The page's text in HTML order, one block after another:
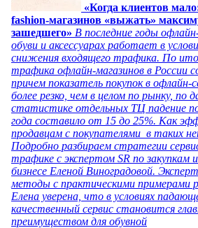
«Когда клиентов
fashion-магазинов «выжать»
зашедшего» В последние годы
обуви и аксессуарах работает в
снижения входящего трафика. По
трафика офлайн-магазинов в России
причем показатель покупок в офлайн-
более резко, чем в целом по рынку, по
статистике отдельных ТЦ падение
года составило от 15 до 25%. Как
продавцам с покупателями в таких
Подробно разбираем стратегии
трафике с экспертом SR по закупкам
бизнесе Еленой Виноградовой.
методы с практическими примерами
Елена уверена, что в условиях
качественный сервис становится
преимуществом для обувной